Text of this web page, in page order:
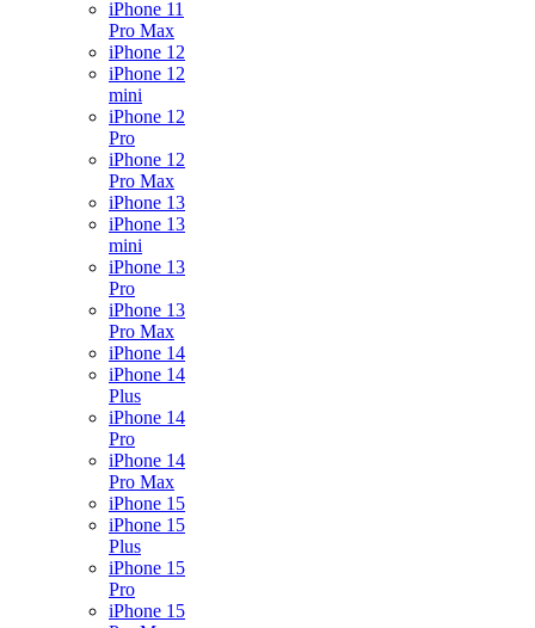
iPhone 11
Pro Max
iPhone 12
iPhone 12
mini
iPhone 12
Pro
iPhone 12
Pro Max
iPhone 13
iPhone 13
mini
iPhone 13
Pro
iPhone 13
Pro Max
iPhone 14
iPhone 14
Plus
iPhone 14
Pro
iPhone 14
Pro Max
iPhone 15
iPhone 15
Plus
iPhone 15
Pro
iPhone 15